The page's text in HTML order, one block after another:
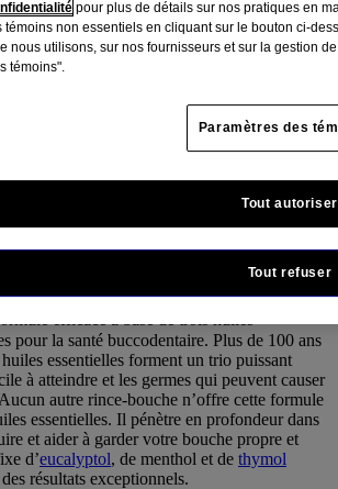
– HUILES
POUR LA
– le D
– ont conjugué leurs efforts pour créer
efficace à base de trois huiles
pour la santé buccodentaire. Plus de 100 ans
essentielles forment un trio puissant
à atteindre et les germes qui peuvent causer
autre rince-bouche n’offre cette formule
essentielles. Il pénètre en profondeur dans
et aider à garder votre bouche propre et
d’eucalyptol, de menthol et de thymol
résultats exceptionnels.
pour plus de détails sur nos pratiques en
témoins non essentiels en cliquant sur le bouton ci-
nous utilisons, sur nos fournisseurs et sur la gestion
témoins".
Paramètres des
Tout refuser
Tout autoriser